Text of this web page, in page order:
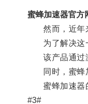
蜜蜂加速器官方
然而，近年来
为了解决这一
该产品通过激
同时，蜜蜂加
蜜蜂加速器的
#3#